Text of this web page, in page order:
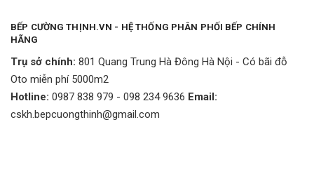
BẾP CƯỜNG THỊNH.VN - HỆ THỐNG PHÂN PHỐI BẾP CHÍNH
HÃNG
Trụ sở chính: 801 Quang Trung Hà Đông Hà Nội - Có bãi đỗ
Oto miễn phí 5000m2
Hotline: 0987 838 979 - 098 234 9636 Email:
cskh.bepcuongthinh@gmail.com